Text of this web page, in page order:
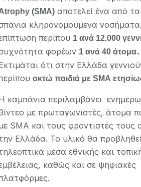
(SMA) αποτελεί ένα από
κληρονομούμενα
περίπου 1 ανά 12.000
φορέων 1 ανά 40 άτομα.
ότι στην Ελλάδα
οκτώ παιδιά με SMA
καμπάνια περιλαμβάνει
με πρωταγωνιστές, άτομα
SMA και τους φροντιστές τους
Ελλάδα. Το υλικό θα
μέσα εθνικής και
καθώς και σε ψηφιακές